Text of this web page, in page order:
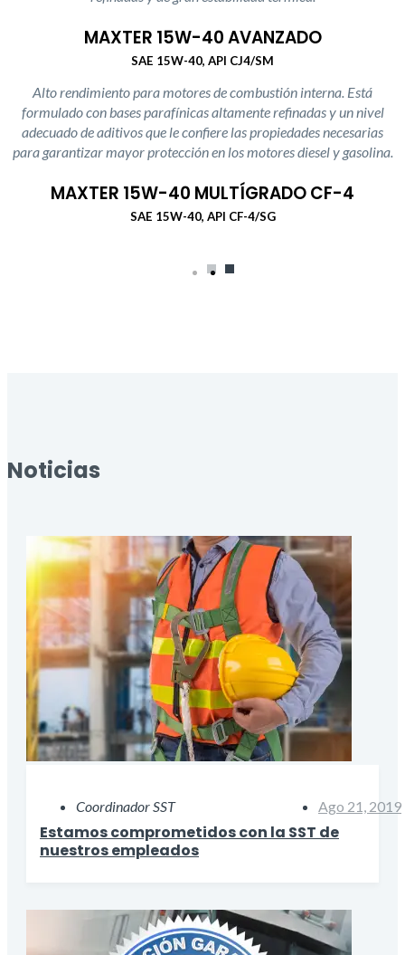
MAXTER 15W-40 AVANZADO
SAE 15W-40, API CJ4/SM
Alto rendimiento para motores de combustión interna. Está
formulado con bases parafínicas altamente refinadas y un nivel
adecuado de aditivos que le confiere las propiedades necesarias
para garantizar mayor protección en los motores diesel y gasolina.
MAXTER 15W-40 MULTÍGRADO CF-4
SAE 15W-40, API CF-4/SG
Noticias
Coordinador SST Ago 21, 2019
Estamos comprometidos con la SST de
nuestros empleados